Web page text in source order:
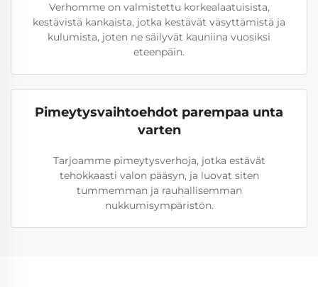
Verhomme on valmistettu korkealaatuisista,
kestävistä kankaista, jotka kestävät väsyttämistä ja
kulumista, joten ne säilyvät kauniina vuosiksi
eteenpäin.
Pimeytysvaihtoehdot parempaa unta
varten
Tarjoamme pimeytysverhoja, jotka estävät
tehokkaasti valon pääsyn, ja luovat siten
tummemman ja rauhallisemman
nukkumisympäristön.